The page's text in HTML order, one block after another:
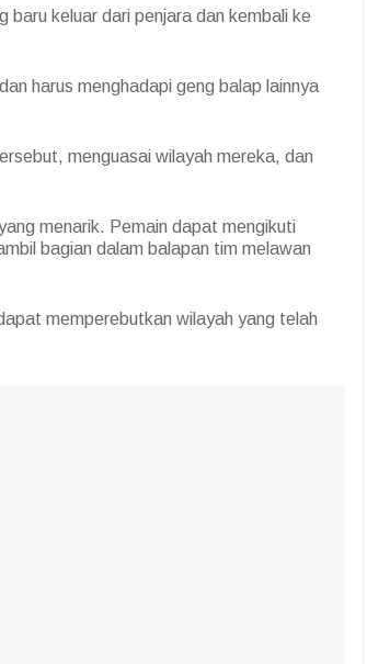
baru keluar dari penjara dan kembali ke
harus menghadapi geng balap lainnya
menguasai wilayah mereka, dan
menarik. Pemain dapat mengikuti
bagian dalam balapan tim melawan
memperebutkan wilayah yang telah